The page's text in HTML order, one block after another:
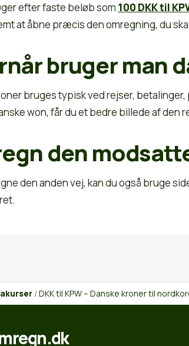
efter faste beløb som 100 DKK til
at åbne præcis den omregning, du
bruger man
bruges typisk ved rejser,
won, får du et bedre billede af den
den
den anden vej, kan du også bruge
/DKK til KPW – Danske kroner til